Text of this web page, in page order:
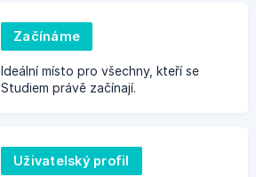
Začínáme
Ideální místo pro všechny, kteří se
Studiem právě začínají.
Uživatelský profil